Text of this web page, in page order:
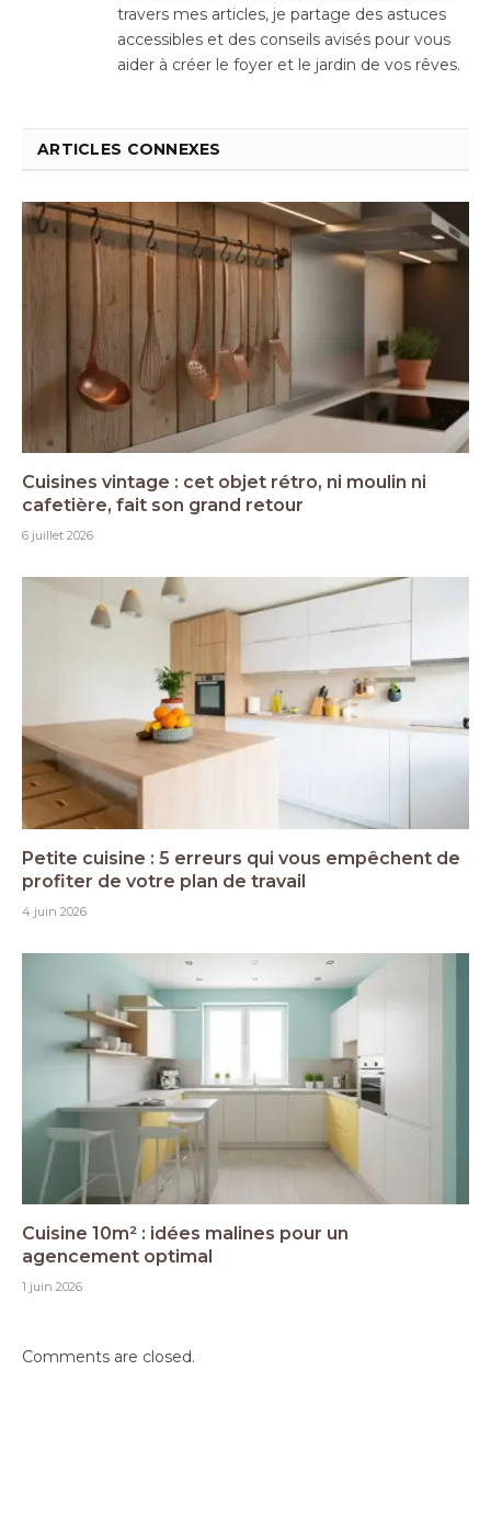
travers mes articles, je partage des astuces
accessibles et des conseils avisés pour vous
aider à créer le foyer et le jardin de vos rêves.
ARTICLES CONNEXES
Cuisines vintage : cet objet rétro, ni moulin ni
cafetière, fait son grand retour
6 juillet 2026
Petite cuisine : 5 erreurs qui vous empêchent de
profiter de votre plan de travail
4 juin 2026
Cuisine 10m² : idées malines pour un
agencement optimal
1 juin 2026
Comments are closed.